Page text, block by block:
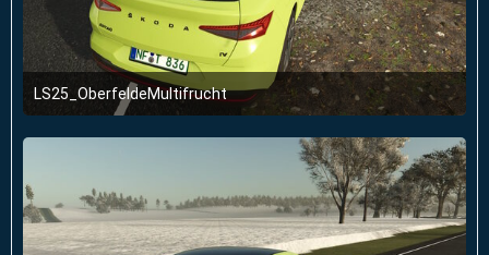
LS25_OberfeldeMultifrucht
2. Januar 2026 um 23:51